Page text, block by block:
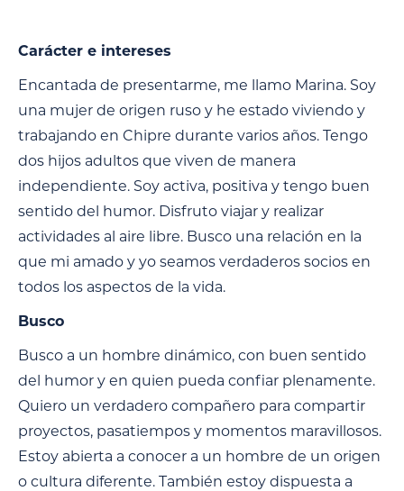
Carácter e intereses
Encantada de presentarme, me llamo Marina. Soy
una mujer de origen ruso y he estado viviendo y
trabajando en Chipre durante varios años. Tengo
dos hijos adultos que viven de manera
independiente. Soy activa, positiva y tengo buen
sentido del humor. Disfruto viajar y realizar
actividades al aire libre. Busco una relación en la
que mi amado y yo seamos verdaderos socios en
todos los aspectos de la vida.
Busco
Busco a un hombre dinámico, con buen sentido
del humor y en quien pueda confiar plenamente.
Quiero un verdadero compañero para compartir
proyectos, pasatiempos y momentos maravillosos.
Estoy abierta a conocer a un hombre de un origen
o cultura diferente. También estoy dispuesta a